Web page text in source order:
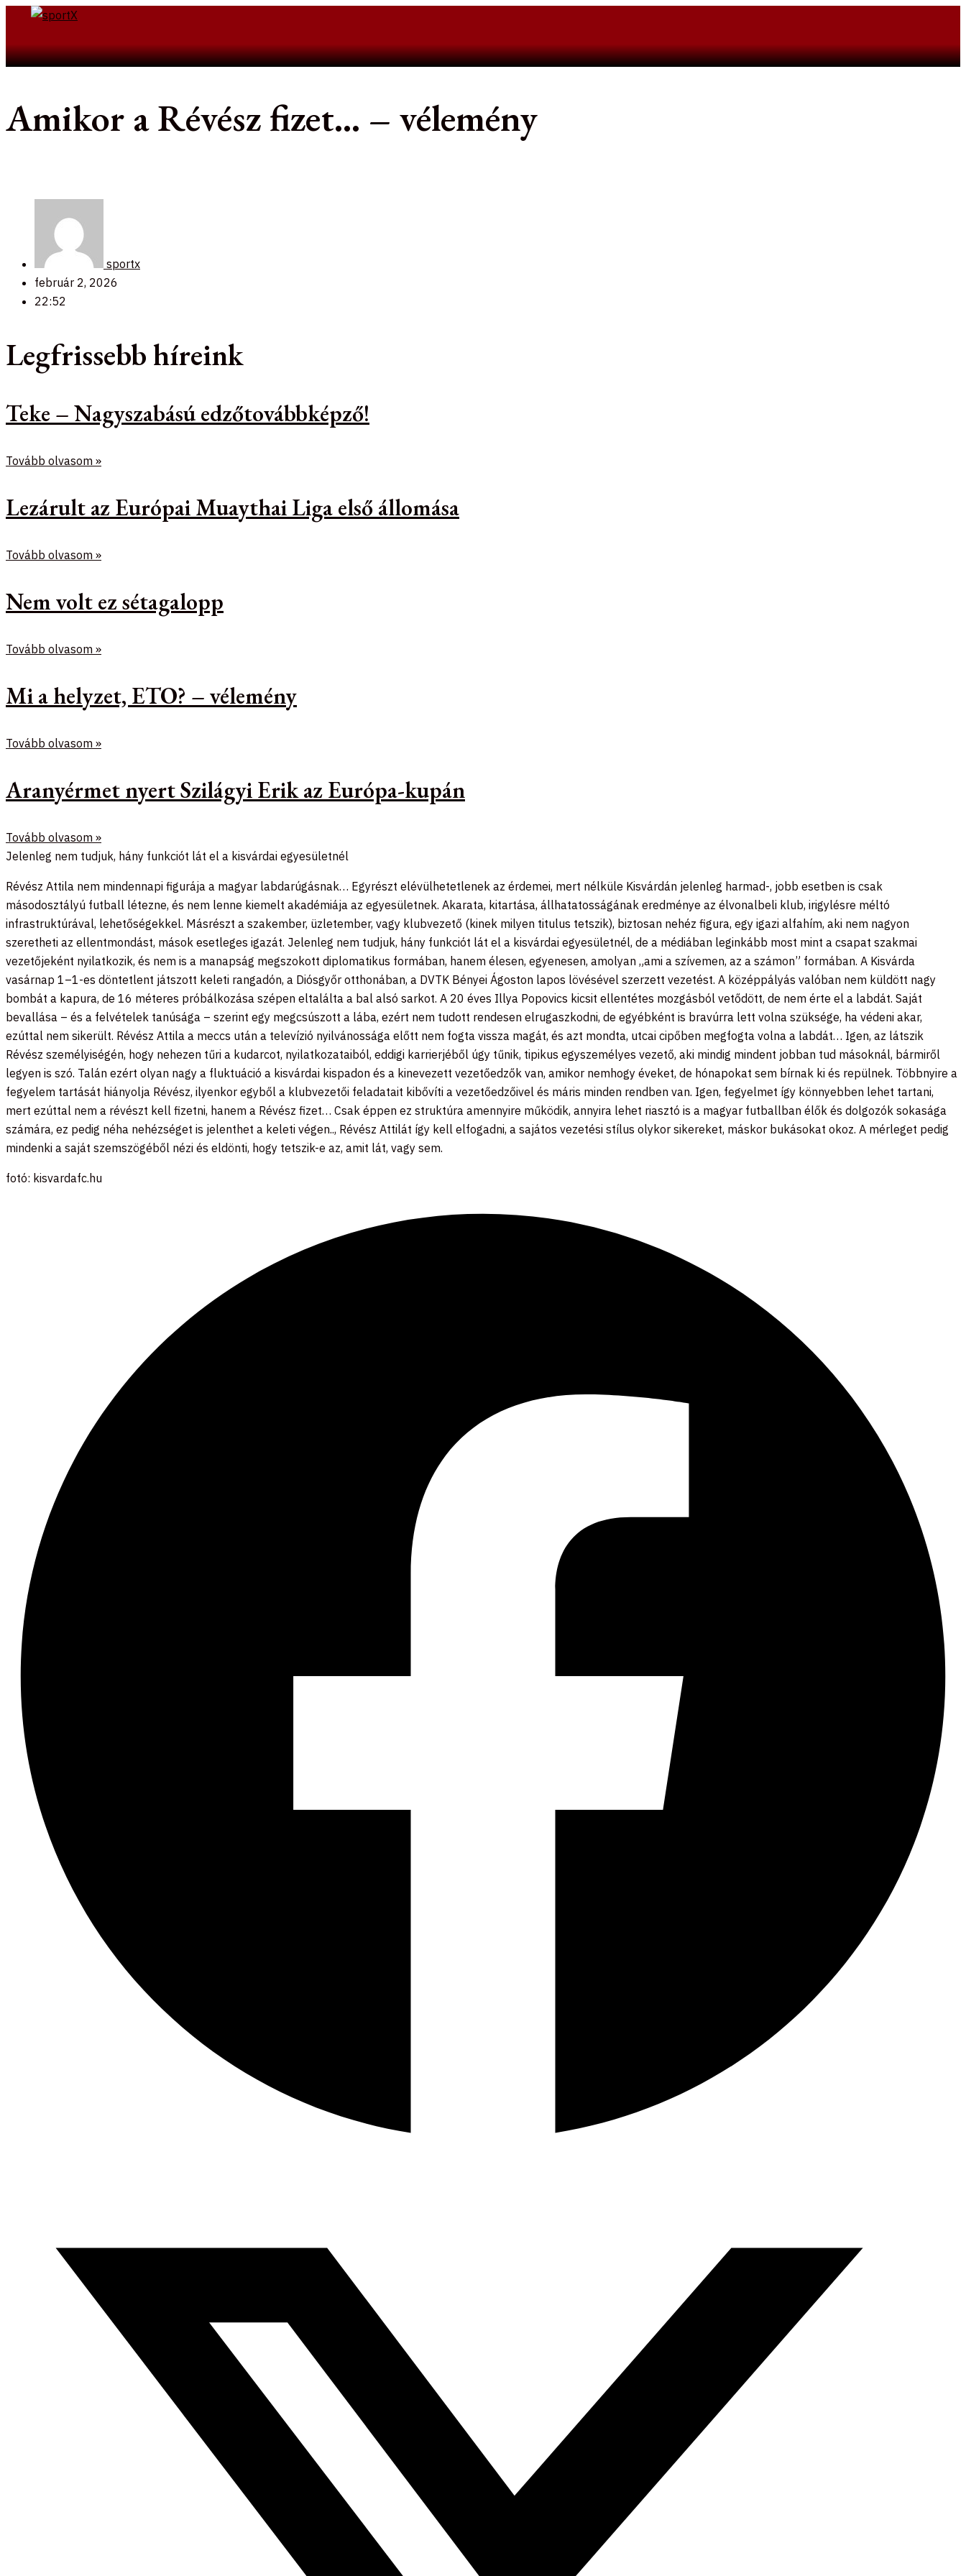
Skip
contentSearch
Amikor a Révész fizet… – vélemény
sportx
február 2, 2026
22:52
Legfrissebb híreink
Teke – Nagyszabású edzőtovábbképző!
Tovább olvasom »
Lezárult az Európai Muaythai Liga első állomása
Tovább olvasom »
Nem volt ez sétagalopp
Tovább olvasom »
Mi a helyzet, ETO? – vélemény
Tovább olvasom »
Aranyérmet nyert Szilágyi Erik az Európa-kupán
Tovább olvasom »
Jelenleg nem tudjuk, hány funkciót lát el a kisvárdai egyesületnél
Révész Attila nem mindennapi figurája a magyar labdarúgásnak… Egyrészt elévülhetetlenek az érdemei, mert nélküle Kisvárdán jelenleg harmad-, jobb esetben is csak
másodosztályú futball létezne, és nem lenne kiemelt akadémiája az egyesületnek. Akarata, kitartása, állhatatosságának eredménye az élvonalbeli klub, irigylésre méltó
infrastruktúrával, lehetőségekkel. Másrészt a szakember, üzletember, vagy klubvezető (kinek milyen titulus tetszik), biztosan nehéz figura, egy igazi alfahím, aki nem nagyon
szeretheti az ellentmondást, mások esetleges igazát. Jelenleg nem tudjuk, hány funkciót lát el a kisvárdai egyesületnél, de a médiában leginkább most mint a csapat szakmai
vezetőjeként nyilatkozik, és nem is a manapság megszokott diplomatikus formában, hanem élesen, egyenesen, amolyan „ami a szívemen, az a számon” formában. A Kisvárda
vasárnap 1–1-es döntetlent játszott keleti rangadón, a Diósgyőr otthonában, a DVTK Bényei Ágoston lapos lövésével szerzett vezetést. A középpályás valóban nem küldött nagy
bombát a kapura, de 16 méteres próbálkozása szépen eltalálta a bal alsó sarkot. A 20 éves Illya Popovics kicsit ellentétes mozgásból vetődött, de nem érte el a labdát. Saját
bevallása – és a felvételek tanúsága – szerint egy megcsúszott a lába, ezért nem tudott rendesen elrugaszkodni, de egyébként is bravúrra lett volna szüksége, ha védeni akar,
ezúttal nem sikerült. Révész Attila a meccs után a televízió nyilvánossága előtt nem fogta vissza magát, és azt mondta, utcai cipőben megfogta volna a labdát… Igen, az látszik
Révész személyiségén, hogy nehezen tűri a kudarcot, nyilatkozataiból, eddigi karrierjéből úgy tűnik, tipikus egyszemélyes vezető, aki mindig mindent jobban tud másoknál, bármiről
legyen is szó. Talán ezért olyan nagy a fluktuáció a kisvárdai kispadon és a kinevezett vezetőedzők van, amikor nemhogy éveket, de hónapokat sem bírnak ki és repülnek. Többnyire a
fegyelem tartását hiányolja Révész, ilyenkor egyből a klubvezetői feladatait kibővíti a vezetőedzőivel és máris minden rendben van. Igen, fegyelmet így könnyebben lehet tartani,
mert ezúttal nem a révészt kell fizetni, hanem a Révész fizet… Csak éppen ez struktúra amennyire működik, annyira lehet riasztó is a magyar futballban élők és dolgozók sokasága
számára, ez pedig néha nehézséget is jelenthet a keleti végen.., Révész Attilát így kell elfogadni, a sajátos vezetési stílus olykor sikereket, máskor bukásokat okoz. A mérleget pedig
mindenki a saját szemszögéből nézi és eldönti, hogy tetszik-e az, amit lát, vagy sem.
fotó: kisvardafc.hu